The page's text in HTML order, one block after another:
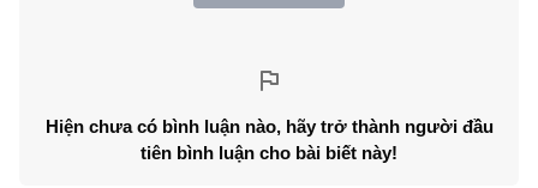
Hiện chưa có bình luận nào, hãy trở thành người đầu
tiên bình luận cho bài biết này!